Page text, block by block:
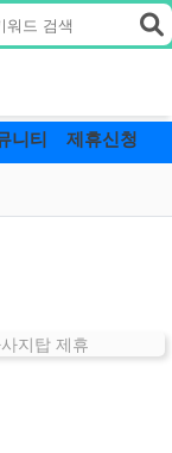
니티 제휴신청
지탑 제휴